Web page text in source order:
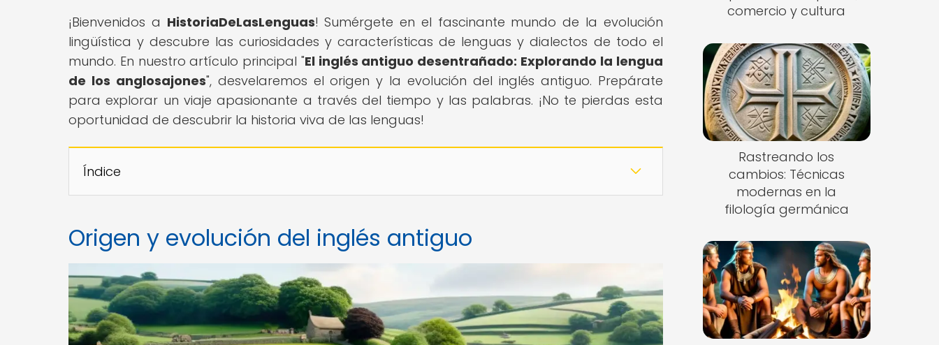
¡Bienvenidos a HistoriaDeLasLenguas! Sumérgete en el fascinante mundo de la evolución
lingüística y descubre las curiosidades y características de lenguas y dialectos de todo el
mundo. En nuestro artículo principal "El inglés antiguo desentrañado: Explorando la lengua
de los anglosajones", desvelaremos el origen y la evolución del inglés antiguo. Prepárate
para explorar un viaje apasionante a través del tiempo y las palabras. ¡No te pierdas esta
oportunidad de descubrir la historia viva de las lenguas!
Índice
Origen y evolución del inglés antiguo
comercio y cultura
Rastreando los
cambios: Técnicas
modernas en la
filología germánica